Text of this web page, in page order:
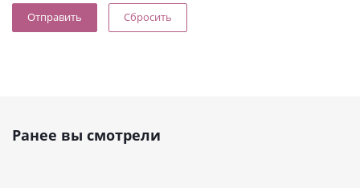
Сбросить
Ранее вы смотрели